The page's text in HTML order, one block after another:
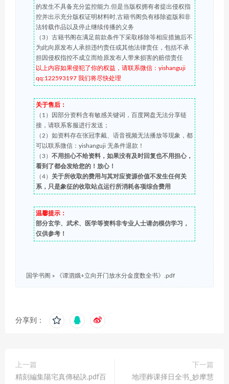
的发生不具备充分监控能力.但是当版权拥有者提出侵权指
控并出示充分版权证明材料时,古籍书阁负有移除盗版和非
法转载作品以及停止继续传播的义务
（3）古籍书阁在满足前款条件下采取移除等相应措施后不
为此向原发布人承担违约责任或其他法律责任，包括不承
担因侵权指控不成立而给原发布人带来损害的赔偿责任
以上内容如果侵犯了你的权益，请联系微信：yishanguji
qq:122593197 我们将尽快处理
关于售后：
（1）因部分资料含有敏感关键词，百度网盘无法分享链
接，请联系客服进行发送；
（2）如资料存在张冠李戴、语音视频无法播放等现象，都
可以联系微信：yishanguji 无条件退款！
（3） 不用担心不给资料，如果没有及时回复也不用担心，
看到了都会发给您的！放心！
（4） 关于所收取的费用与其对应资源价值不发生任何关
系，只是象征的收取站点运行所消耗各项综合费用
温馨提示：
部分玄学、武术、医学等资料非专业人士请勿模仿学习，
仅供参考！
国学书阁 » 《谭泗娥+立向开门放水分金度数全书》.pdf
分享到：
上一篇
精刻編集陽宅真傳秘訣.pdf百
下一篇
地理葬课择日全书_妙摩慧